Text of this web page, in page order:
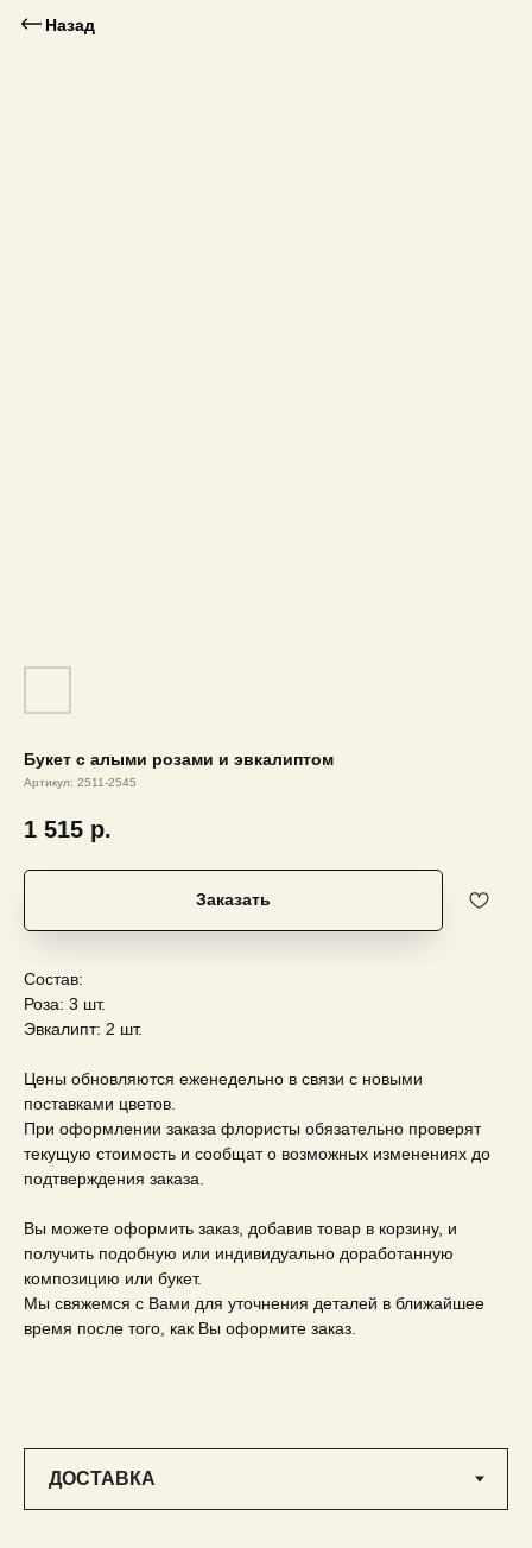
Назад
Букет с алыми розами и эвкалиптом
Артикул: 2511-2545
1 515 р.
Заказать
Состав:
Роза: 3 шт.
Эвкалипт: 2 шт.
Цены обновляются еженедельно в связи с новыми
поставками цветов.
При оформлении заказа флористы обязательно проверят
текущую стоимость и сообщат о возможных изменениях до
подтверждения заказа.
Вы можете оформить заказ, добавив товар в корзину, и
получить подобную или индивидуально доработанную
композицию или букет.
Мы свяжемся с Вами для уточнения деталей в ближайшее
время после того, как Вы оформите заказ.